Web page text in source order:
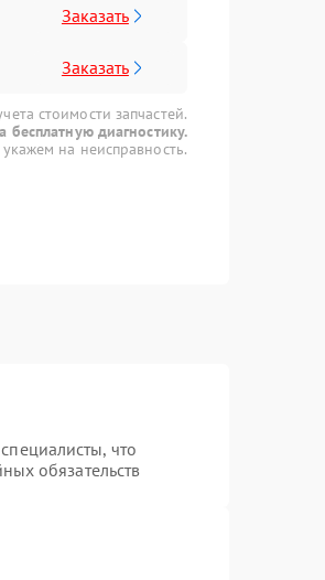
Заказать
Заказать
стоимости запчастей.
бесплатную диагностику.
на неисправность.
что
обязательств